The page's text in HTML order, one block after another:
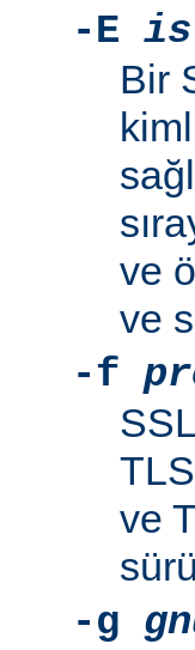
-E
Bir
ve
ve
-f
ve
-g